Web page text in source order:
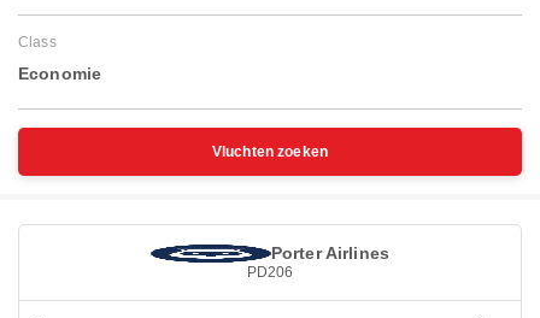
Class
Economie
Vluchten zoeken
Porter Airlines
PD206